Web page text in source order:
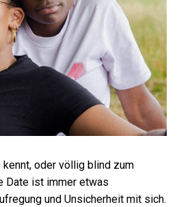
kennt, oder völlig blind zum
Date ist immer etwas
und Unsicherheit mit sich.